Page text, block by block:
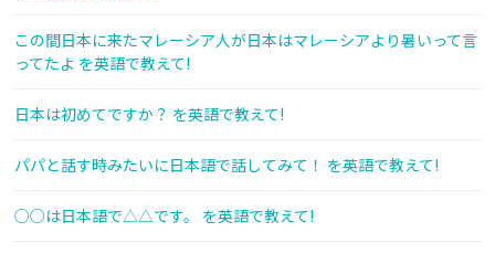
この間日本に来たマレーシア人が日本はマレーシアより暑いって言
ってたよ を英語で教えて!
日本は初めてですか？ を英語で教えて!
パパと話す時みたいに日本語で話してみて！ を英語で教えて!
○○は日本語で△△です。 を英語で教えて!